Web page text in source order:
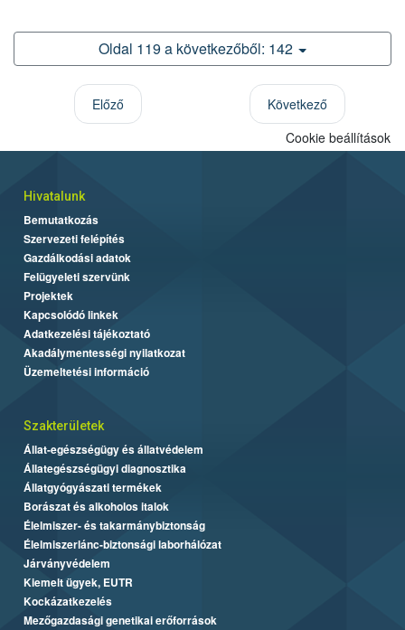
Oldal 119 a következőből: 142
Előző
Következő
Cookie beállítások
Hivatalunk
Bemutatkozás
Szervezeti felépítés
Gazdálkodási adatok
Felügyeleti szervünk
Projektek
Kapcsolódó linkek
Adatkezelési tájékoztató
Akadálymentességi nyilatkozat
Üzemeltetési információ
Szakterületek
Állat-egészségügy és állatvédelem
Állategészségügyi diagnosztika
Állatgyógyászati termékek
Borászat és alkoholos italok
Élelmiszer- és takarmánybiztonság
Élelmiszerlánc-biztonsági laborhálózat
Járványvédelem
Kiemelt ügyek, EUTR
Kockázatkezelés
Mezőgazdasági genetikai erőforrások